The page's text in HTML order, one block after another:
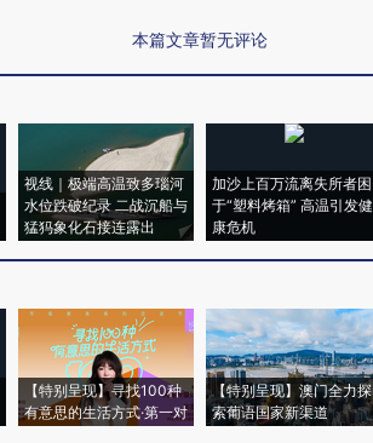
本篇文章暂无评论
视线｜极端高温致多瑙河
水位跌破纪录 二战沉船与
猛犸象化石接连露出
加沙上百万流离失所者困
于“塑料烤箱” 高温引发健
康危机
【特别呈现】寻找100种
有意思的生活方式·第一对
【特别呈现】澳门全力探
索葡语国家新渠道